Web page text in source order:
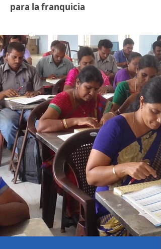
para la franquicia